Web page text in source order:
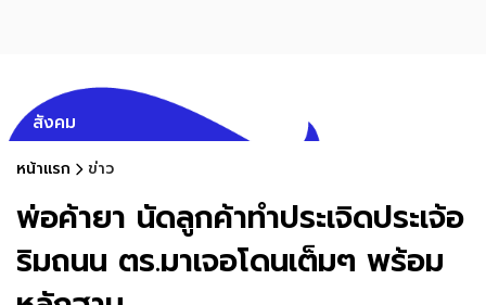
สังคม
หน้าแรก ข่าว
พ่อค้ายา นัดลูกค้าทำประเจิดประเจ้อ
ริมถนน ตร.มาเจอโดนเต็มๆ พร้อม